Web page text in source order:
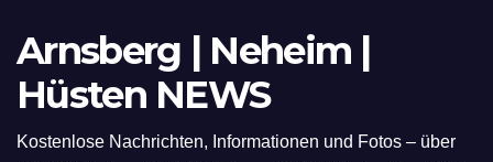
Arnsberg | Neheim |
Hüsten NEWS
Kostenlose Nachrichten, Informationen und Fotos – über